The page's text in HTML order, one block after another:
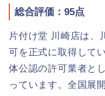
総合評価：95点
片付け堂 川崎店は、
可を正式に取得して
体公認の許可業者と
っています。全国展